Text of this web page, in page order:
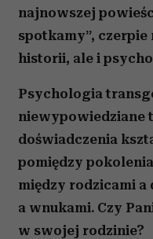
najnowszej
spotkamy”,
historii, ale i
Psychologia
niewypowiedziane
doświadczenia
pomiędzy
między rodzicami a
a wnukami. Czy
w swojej rodzinie?